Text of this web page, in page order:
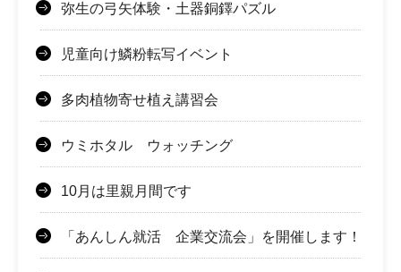
弥生の弓矢体験・土器銅鐸パズル
児童向け鱗粉転写イベント
多肉植物寄せ植え講習会
ウミホタル ウォッチング
10月は里親月間です
「あんしん就活 企業交流会」を開催します！